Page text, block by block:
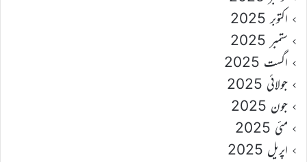
اکتوبر 2025
ستمبر 2025
اگست 2025
جولائی 2025
جون 2025
مئی 2025
اپریل 2025